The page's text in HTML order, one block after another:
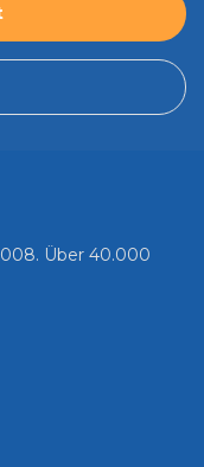
Über 40.000